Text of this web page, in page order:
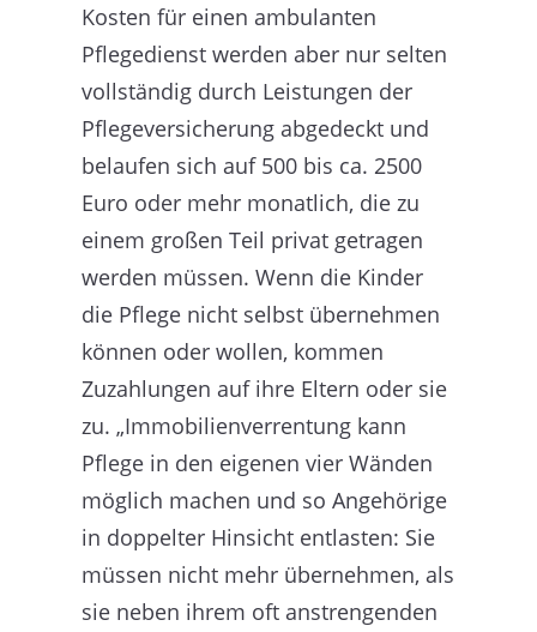
Kosten für einen ambulanten
Pflegedienst werden aber nur selten
vollständig durch Leistungen der
Pflegeversicherung abgedeckt und
belaufen sich auf 500 bis ca. 2500
Euro oder mehr monatlich, die zu
einem großen Teil privat getragen
werden müssen. Wenn die Kinder
die Pflege nicht selbst übernehmen
können oder wollen, kommen
Zuzahlungen auf ihre Eltern oder sie
zu. „Immobilienverrentung kann
Pflege in den eigenen vier Wänden
möglich machen und so Angehörige
in doppelter Hinsicht entlasten: Sie
müssen nicht mehr übernehmen, als
sie neben ihrem oft anstrengenden